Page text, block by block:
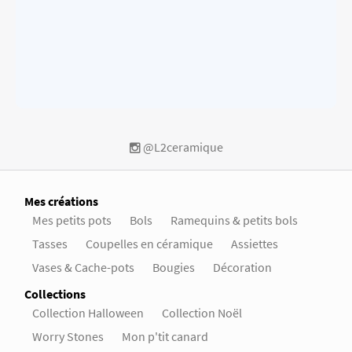
@L2ceramique
Mes créations
Mes petits pots
Bols
Ramequins & petits bols
Tasses
Coupelles en céramique
Assiettes
Vases & Cache-pots
Bougies
Décoration
Collections
Collection Halloween
Collection Noël
Worry Stones
Mon p'tit canard